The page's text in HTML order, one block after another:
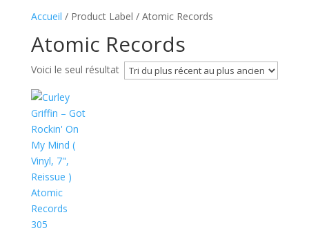
Accueil / Product Label / Atomic Records
Atomic Records
Voici le seul résultat